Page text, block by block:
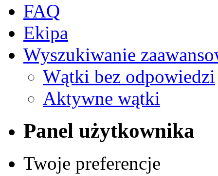
FAQ
Ekipa
Wyszukiwanie
Wątki bez odpowiedzi
Aktywne wątki
Panel użytkownika
Twoje preferencje